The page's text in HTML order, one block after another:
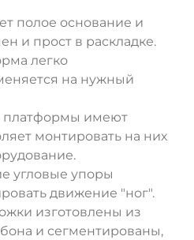
полое основание и
и прост в раскладке.
легко
на нужный
платформы имеют
монтировать на них
угловые упоры
движение "ног".
изготовлены из
и сегментированы,
НЕТ